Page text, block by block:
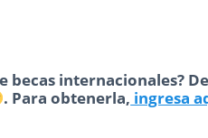
internacionales?
. Para obtenerla, ingresa